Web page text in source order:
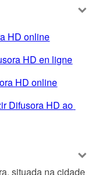
HD online
HD en ligne
HD online
Difusora HD ao
situada na cidade